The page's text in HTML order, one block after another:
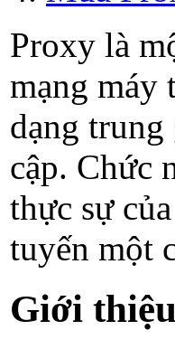
Proxy là
mạng máy
dạng
cập. Chức
thực sự
tuyến một
Giới